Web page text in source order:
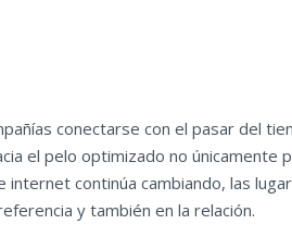
conectarse con el pasar del
el pelo optimizado no únicamente
internet continúa cambiando, las
y también en la relación.